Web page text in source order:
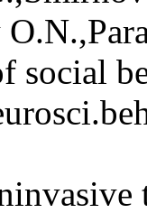
social